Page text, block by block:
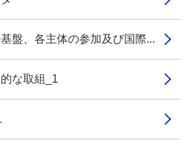
盤、各主体の参加及び国際...
な取組_1